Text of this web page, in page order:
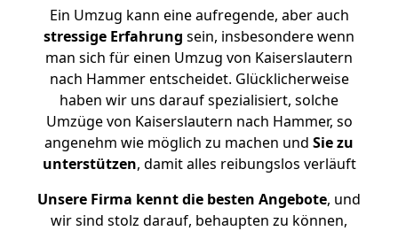
Ein Umzug kann eine aufregende, aber auch
stressige Erfahrung sein, insbesondere wenn
man sich für einen Umzug von Kaiserslautern
nach Hammer entscheidet. Glücklicherweise
haben wir uns darauf spezialisiert, solche
Umzüge von Kaiserslautern nach Hammer, so
angenehm wie möglich zu machen und Sie zu
unterstützen, damit alles reibungslos verläuft
Unsere Firma kennt die besten Angebote, und
wir sind stolz darauf, behaupten zu können,